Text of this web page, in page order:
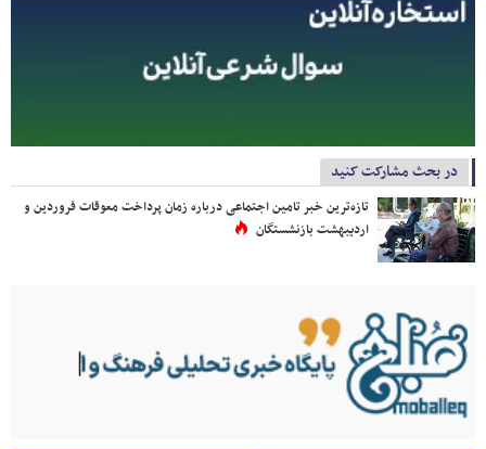
در بحث مشارکت کنید
تازه‌ترین خبر تامین اجتماعی درباره زمان پرداخت معوقات فروردین و
اردیبهشت بازنشستگان